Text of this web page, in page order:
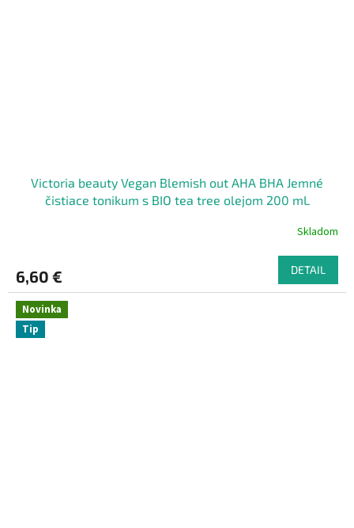
Victoria beauty Vegan Blemish out AHA BHA Jemné
čistiace tonikum s BIO tea tree olejom 200 mL
Skladom
6,60 € DETAIL
Novinka
Tip